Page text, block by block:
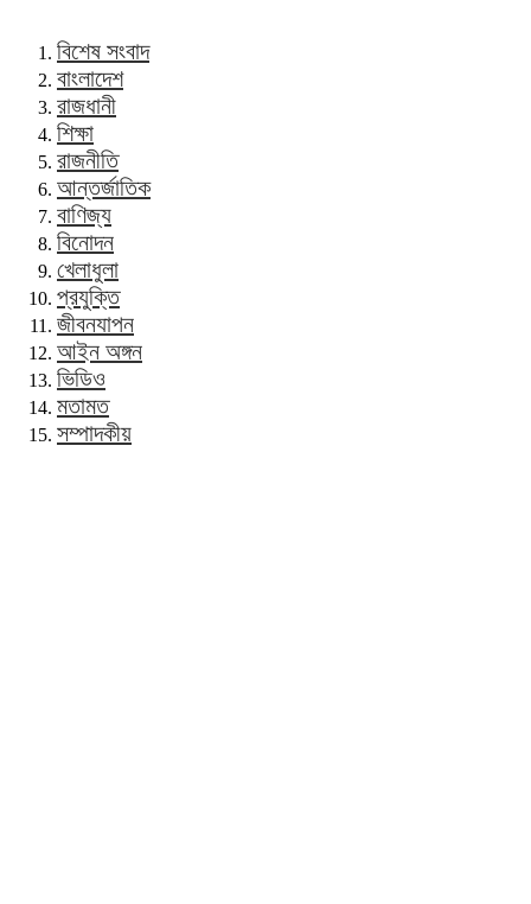
বিশেষ সংবাদ
বাংলাদেশ
রাজধানী
শিক্ষা
রাজনীতি
আন্তর্জাতিক
বাণিজ্য
বিনোদন
খেলাধুলা
প্রযুক্তি
জীবনযাপন
আইন অঙ্গন
ভিডিও
মতামত
সম্পাদকীয়